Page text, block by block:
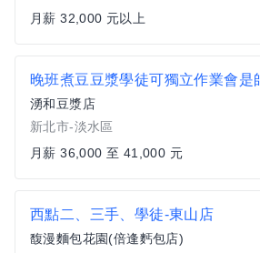
月薪 32,000 元以上
晚班煮豆豆漿學徒可獨立作業會是
湧和豆漿店
新北市-淡水區
月薪 36,000 至 41,000 元
西點二、三手、學徒-東山店
馥漫麵包花園(倍逢麫包店)